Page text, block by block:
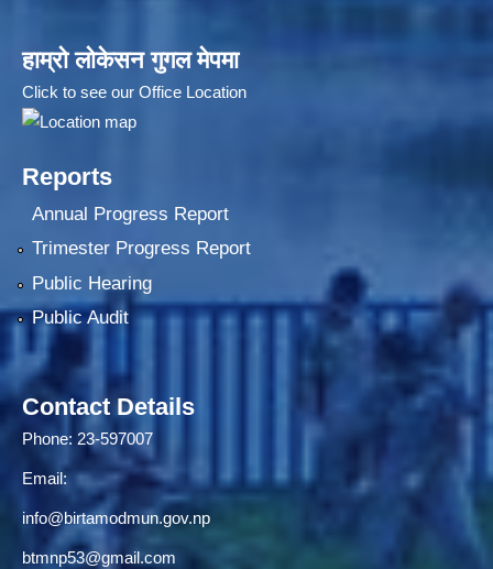
हाम्रो लोकेसन गुगल मेपमा
Click to see our Office Location
Reports
Annual Progress Report
Trimester Progress Report
Public Hearing
Public Audit
Contact Details
Phone: 23-597007
Email:
info@birtamodmun.gov.np
btmnp53@gmail.com